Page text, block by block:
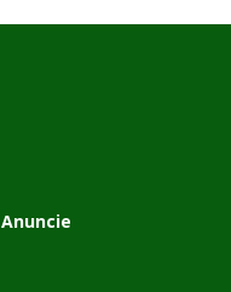
Anuncie